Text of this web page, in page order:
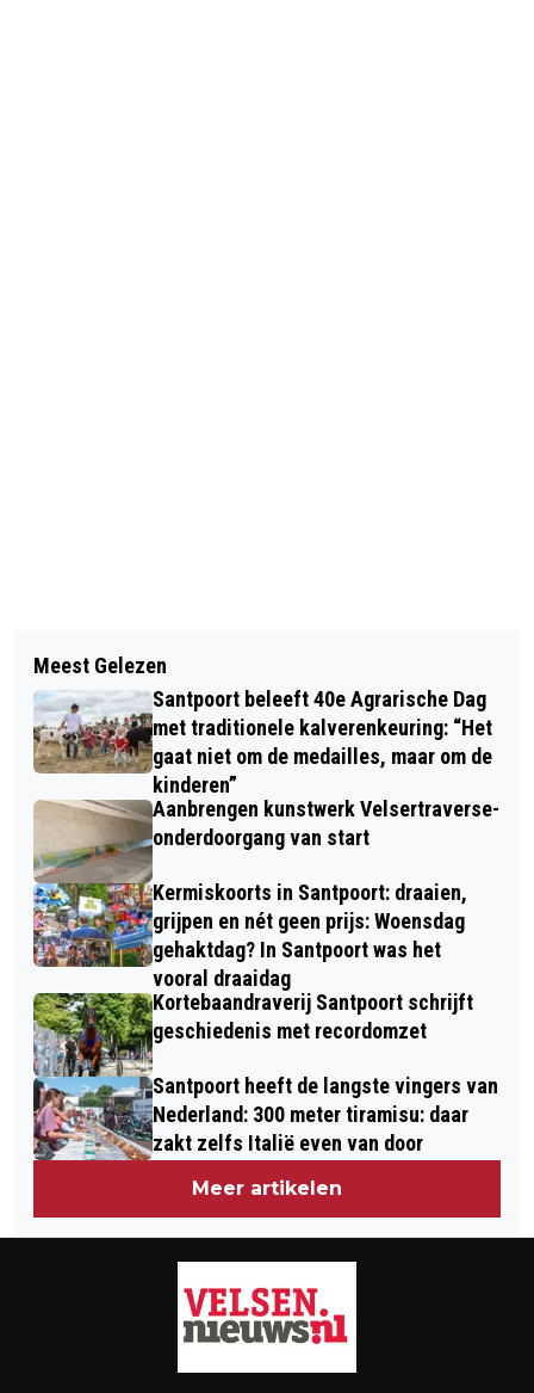
IJMOND VIERT DE VRIJHEID: DIT ZIJN
DE LEUKSTE EVENTS TIJDENS
BEVRIJDINGSDAG
125.000 BEZOEKERS BIJ
BEVRIJDINGSPOP; BANKZITTERS
GROOTSTE PUBLIEKSTREKKER VAN DE
MIDDAG
Meest Gelezen
Santpoort beleeft 40e Agrarische Dag
met traditionele kalverenkeuring: “Het
gaat niet om de medailles, maar om de
kinderen”
Aanbrengen kunstwerk Velsertraverse-
onderdoorgang van start
Kermiskoorts in Santpoort: draaien,
grijpen en nét geen prijs: Woensdag
gehaktdag? In Santpoort was het
vooral draaidag
Kortebaandraverij Santpoort schrijft
geschiedenis met recordomzet
Santpoort heeft de langste vingers van
Nederland: 300 meter tiramisu: daar
zakt zelfs Italië even van door
Meer artikelen